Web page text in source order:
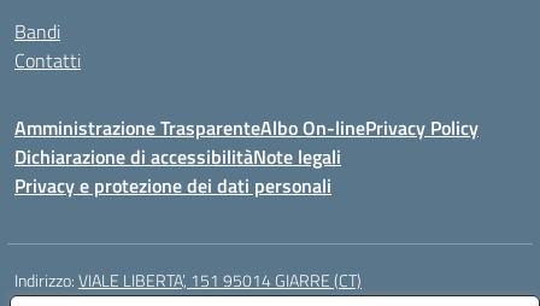
Bandi
Contatti
Amministrazione TrasparenteAlbo On-linePrivacy Policy
Dichiarazione di accessibilitàNote legali
Privacy e protezione dei dati personali
Indirizzo:VIALE LIBERTA’, 151 95014 GIARRE (CT)